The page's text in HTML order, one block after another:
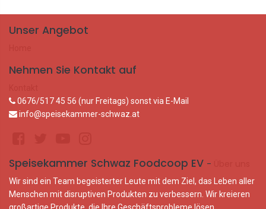
Unser Angebot
Nehmen Sie Kontakt auf
0676/517 45 56 (nur Freitags) sonst via E-Mail
info@speisekammer-schwaz.at
Speisekammer Schwaz Foodcoop EV -
Wir sind ein Team begeisterter Leute mit dem Ziel, das Leben aller
Menschen mit disruptiven Produkten zu verbessern. Wir kreieren